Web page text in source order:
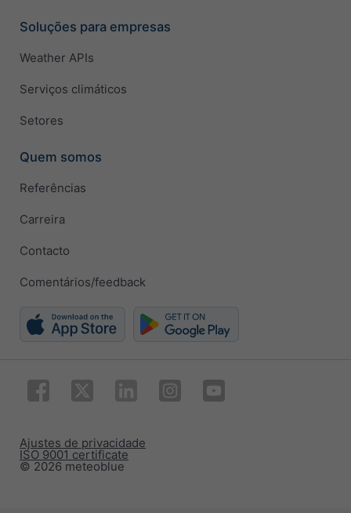
Soluções para empresas
Weather APIs
Serviços climáticos
Setores
Quem somos
Referências
Carreira
Contacto
Comentários/feedback
© 2026 meteoblue
ISO 9001 certificate
Ajustes de privacidade